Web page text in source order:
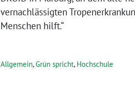
vernachlässigten
Menschen hilft.“
Allgemein,Grün spricht, Hochschule